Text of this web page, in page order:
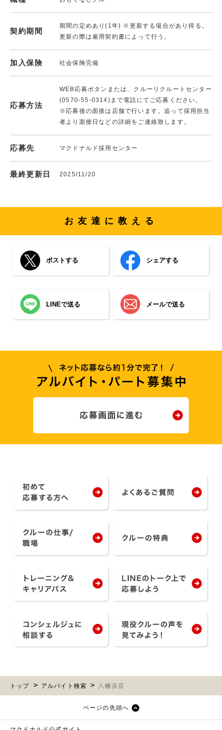
契約期間
期間の定めあり(1年) ※更新する場合があり得る。
更新の際は雇用契約書によって行う。
加入保険 社会保険完備
応募方法
WEB応募ボタンまたは、クルーリクルートセンター
(0570-55-0314)まで電話にてご応募ください。
※応募後の面接は店舗で行います。追って採用担当
者より面接日などの詳細をご連絡致します。
応募先 マクドナルド採用センター
最終更新日 2025/11/20
お友達に教える
ポストする シェアする
LINEで送る メールで送る
トップ アルバイト検索 八幡浜店
ページの先頭へ